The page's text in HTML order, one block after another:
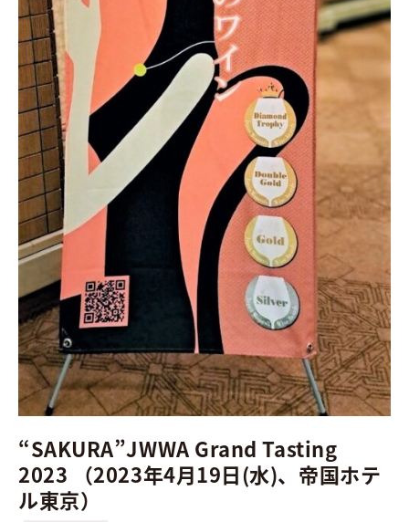
“SAKURA”JWWA Grand Tasting
2023 （2023年4月19日(水)、帝国ホテ
ル東京）
京）